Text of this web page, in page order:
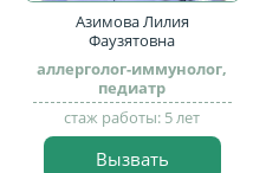
Азимова Лилия
Фаузятовна
аллерголог-иммунолог,
педиатр
стаж работы: 5 лет
Вызвать